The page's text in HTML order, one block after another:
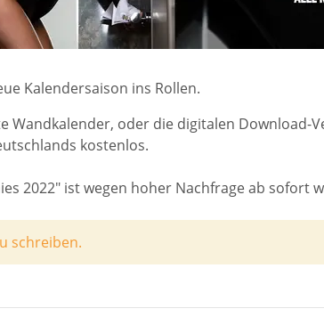
Kalendersaison ins Rollen.
oder die digitalen Download-
kostenlos.
2022" ist wegen hoher Nachfrage ab sofort
schreiben.